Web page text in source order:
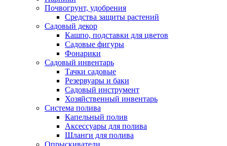
Почвогрунт, удобрения
Средства защиты растений
Садовый декор
Кашпо, подставки для цветов
Садовые фигуры
Фонарики
Садовый инвентарь
Тачки садовые
Резервуары и баки
Садовый инструмент
Хозяйственный инвентарь
Система полива
Капельный полив
Аксессуары для полива
Шланги для полива